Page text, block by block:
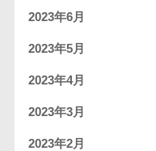
2023年6月
2023年5月
2023年4月
2023年3月
2023年2月